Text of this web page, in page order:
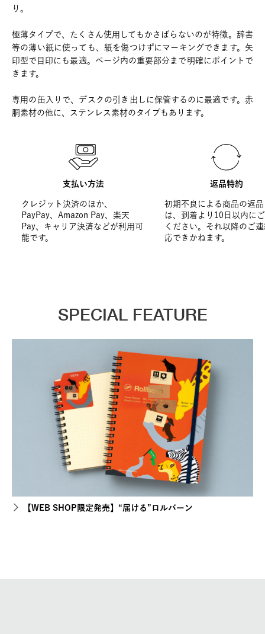
り。
極薄タイプで、たくさん使用してもかさばらないのが特徴。辞書
等の薄い紙に使っても、紙を傷つけずにマーキングできます。矢
印型で目印にも最適。ページ内の重要部分まで明確にポイントで
きます。
専用の缶入りで、デスクの引き出しに保管するのに最適です。赤
胴素材の他に、ステンレス素材のタイプもあります。
支払い方法
クレジット決済のほか、
PayPay、Amazon Pay、楽天
Pay、キャリア決済などが利用可
能です。
返品特約
初期不良による商品の返
は、到着より10日以内に
ください。それ以降のご
応できかねます。
SPECIAL FEATURE
【WEB SHOP限定発売】“届ける”ロルバーン